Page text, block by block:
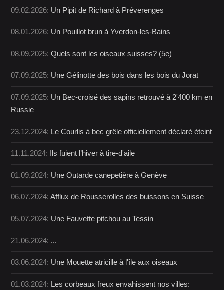
09.02.2026: Un Pipit de Richard à Préverenges
08.01.2026: Un Pouillot brun à Yverdon-les-Bains
08.09.2025:Quels sont les oiseaux suisses? (5e)
07.09.2025: Une Gélinotte des bois dans les bois du Jorat
07.09.2025: Un Bec-croisé des sapins retrouvé à 2'400 km en
Russie
23.12.2024: Le Courlis à bec grêle officiellement déclaré éteint
11.11.2024: Ils fuient l’hiver à tire-d'aile
01.09.2024: Une Outarde canepetière à Genève
06.07.2024:Afflux de Rousserolles des buissons en Suisse
05.07.2024: Une Fauvette pitchou au Tessin
21.06.2024: ...
03.06.2024: Une Mouette atricille à l'île aux oiseaux
01.03.2024: Les corbeaux freux envahissent nos villes: